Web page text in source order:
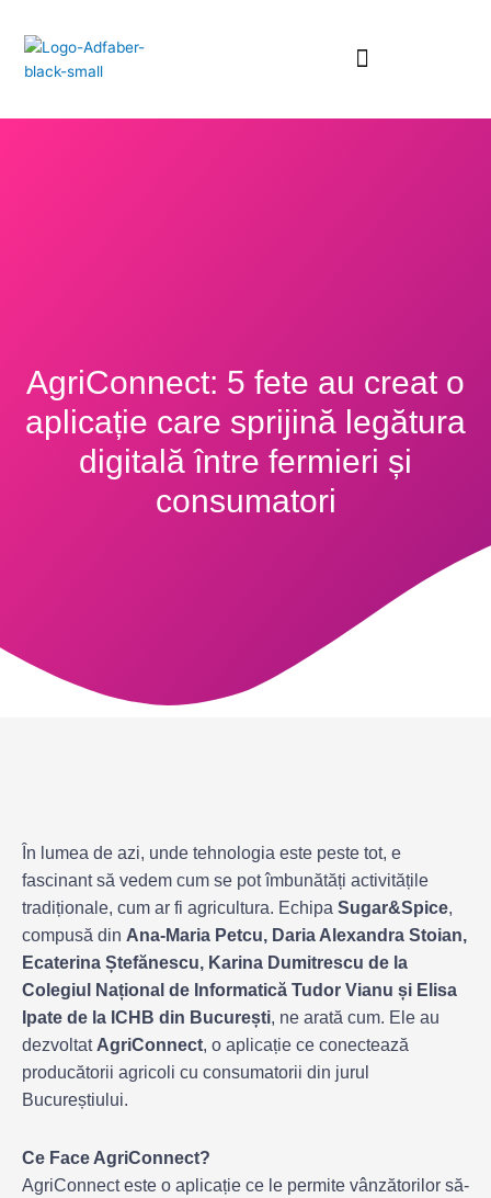
AgriConnect: 5 fete au creat o
aplicație care sprijină legătura
digitală între fermieri și
consumatori
În lumea de azi, unde tehnologia este peste tot, e
fascinant să vedem cum se pot îmbunătăți activitățile
tradiționale, cum ar fi agricultura. Echipa Sugar&Spice,
compusă din Ana-Maria Petcu, Daria Alexandra Stoian,
Ecaterina Ștefănescu, Karina Dumitrescu de la
Colegiul Național de Informatică Tudor Vianu și Elisa
Ipate de la ICHB din București, ne arată cum. Ele au
dezvoltat AgriConnect, o aplicație ce conectează
producătorii agricoli cu consumatorii din jurul
Bucureștiului.
Ce Face AgriConnect?
AgriConnect este o aplicație ce le permite vânzătorilor să-